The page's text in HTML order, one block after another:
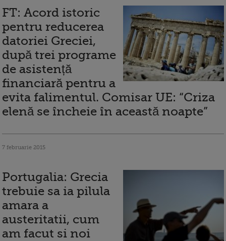
FT: Acord istoric
pentru reducerea
datoriei Greciei,
după trei programe
de asistență
financiară pentru a
evita falimentul. Comisar UE: “Criza
elenă se încheie în această noapte”
7 februarie 2015
Portugalia: Grecia
trebuie sa ia pilula
amara a
austeritatii, cum
am facut si noi